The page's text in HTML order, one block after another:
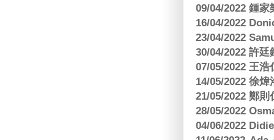
09/04/2022 鍾
16/04/2022
23/04/2022
30/04/2022 許
07/05/2022 王
14/05/2022 徐
21/05/2022 鄭
28/05/2022
04/06/2022